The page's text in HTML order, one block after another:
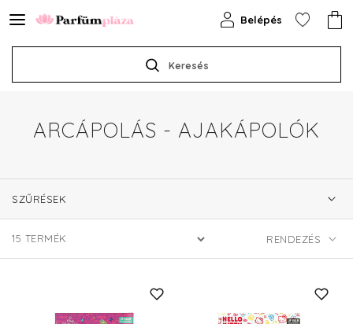
Keresés
Belépés
ARCÁPOLÁS - AJAKÁPOLÓK
SZŰRÉSEK
15 TERMÉK